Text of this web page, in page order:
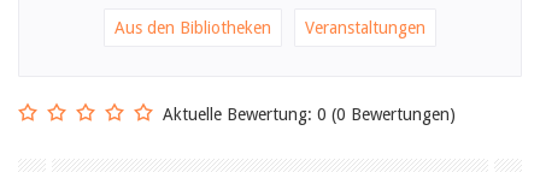
Aus den Bibliotheken Veranstaltungen
Aktuelle Bewertung: 0 (0 Bewertungen)